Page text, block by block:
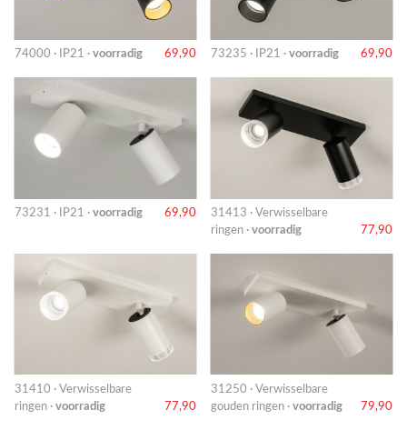
74000 · IP21 · voorradig 69,90 73235 · IP21 · voorradig 69,90
73231 · IP21 · voorradig 69,90
31413 · Verwisselbare
ringen · voorradig 77,90
31410 · Verwisselbare
ringen · voorradig 77,90
31250 · Verwisselbare
gouden ringen · voorradig 79,90